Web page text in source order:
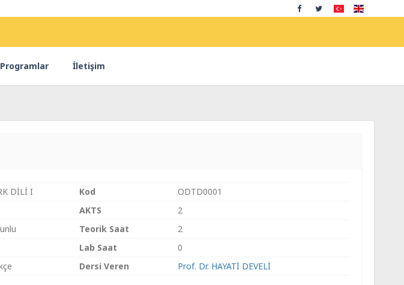
İletişim
DİLİ I Kod
ODTD0001
AKTS
2
Teorik Saat
2
Lab Saat
0
Dersi Veren
Prof. Dr. HAYATİ DEVELİ